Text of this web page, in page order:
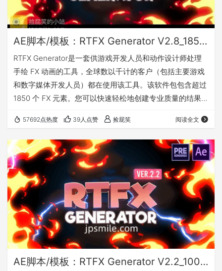
AE脚本/模板：RTFX Generator V2.8_1850种卡通手绘动漫雷电能量爆炸火焰烟雾流体MG动画元素
RTFX Generator是一套供游戏开发人员和动作设计师处理
手绘 FX 动画的工具，全球数以千计的客户（包括主要游戏
和数字媒体开发人员）都在使用该工具。该软件包包含超过
1850 个 FX 元素。您可以快速轻松地创建专业质量的结果。
Instagram 或者更多其它类型。该产品是为 Adob​​e After
Effects 设计的，但您可以使用预渲染的视频（带Alpha通
道）和合成程序（如 Sony Vegas、Edius、Photoshop
等）的非线…
57692点热度 39人点赞 捡屁笑 阅读全文
AE脚本/模板：RTFX Generator V2.2_1000种卡通手绘动漫雷电能量爆炸火焰烟雾流体MG动画元素